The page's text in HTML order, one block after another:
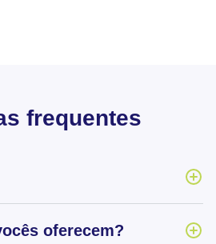
frequentes
oferecem?